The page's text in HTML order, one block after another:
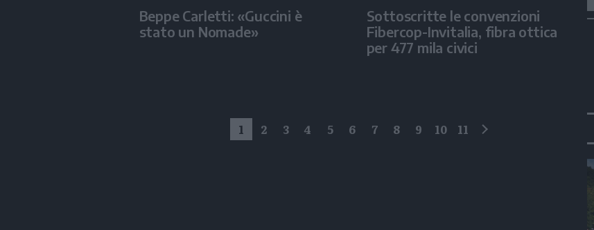
Beppe Carletti: «Guccini è
stato un Nomade»
Sottoscritte le convenzioni
Fibercop-Invitalia, fibra ottica
per 477 mila civici
1 2 3 4 5 6 7 8 9 10 11